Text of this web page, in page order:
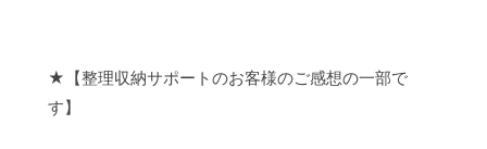
★【整理収納サポートのお客様のご感想の一部で
す】